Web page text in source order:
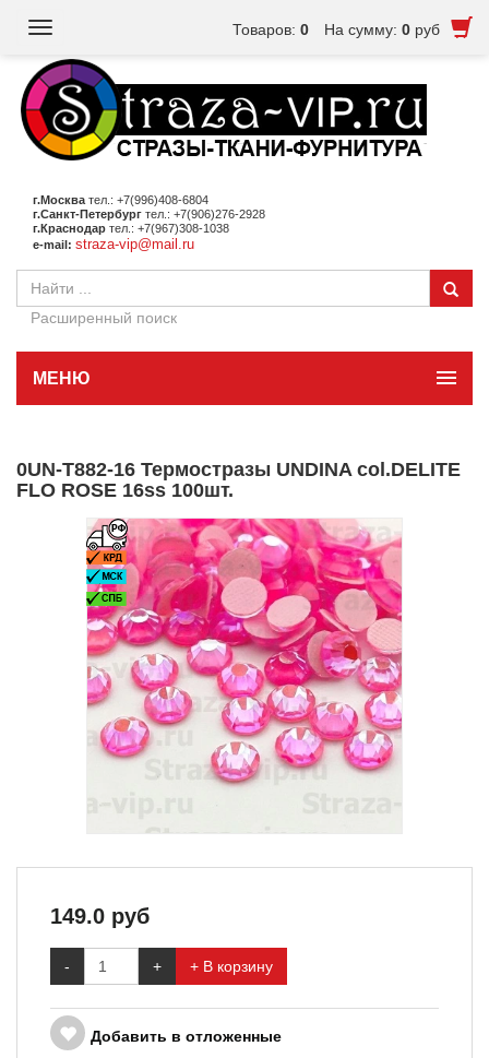
Товаров: 0 На сумму: 0 руб
Toggle
г.Москва тел.: +7(996)408-6804
г.Санкт-Петербург тел.: +7(906)276-2928
г.Краснодар тел.: +7(967)308-1038
e-mail: straza-vip@mail.ru
Расширенный поиск
МЕНЮ
0UN-T882-16 Термостразы UNDINA col.DELITE
FLO ROSE 16ss 100шт.
149.0 руб
- + + В корзину
Добавить в отложенные